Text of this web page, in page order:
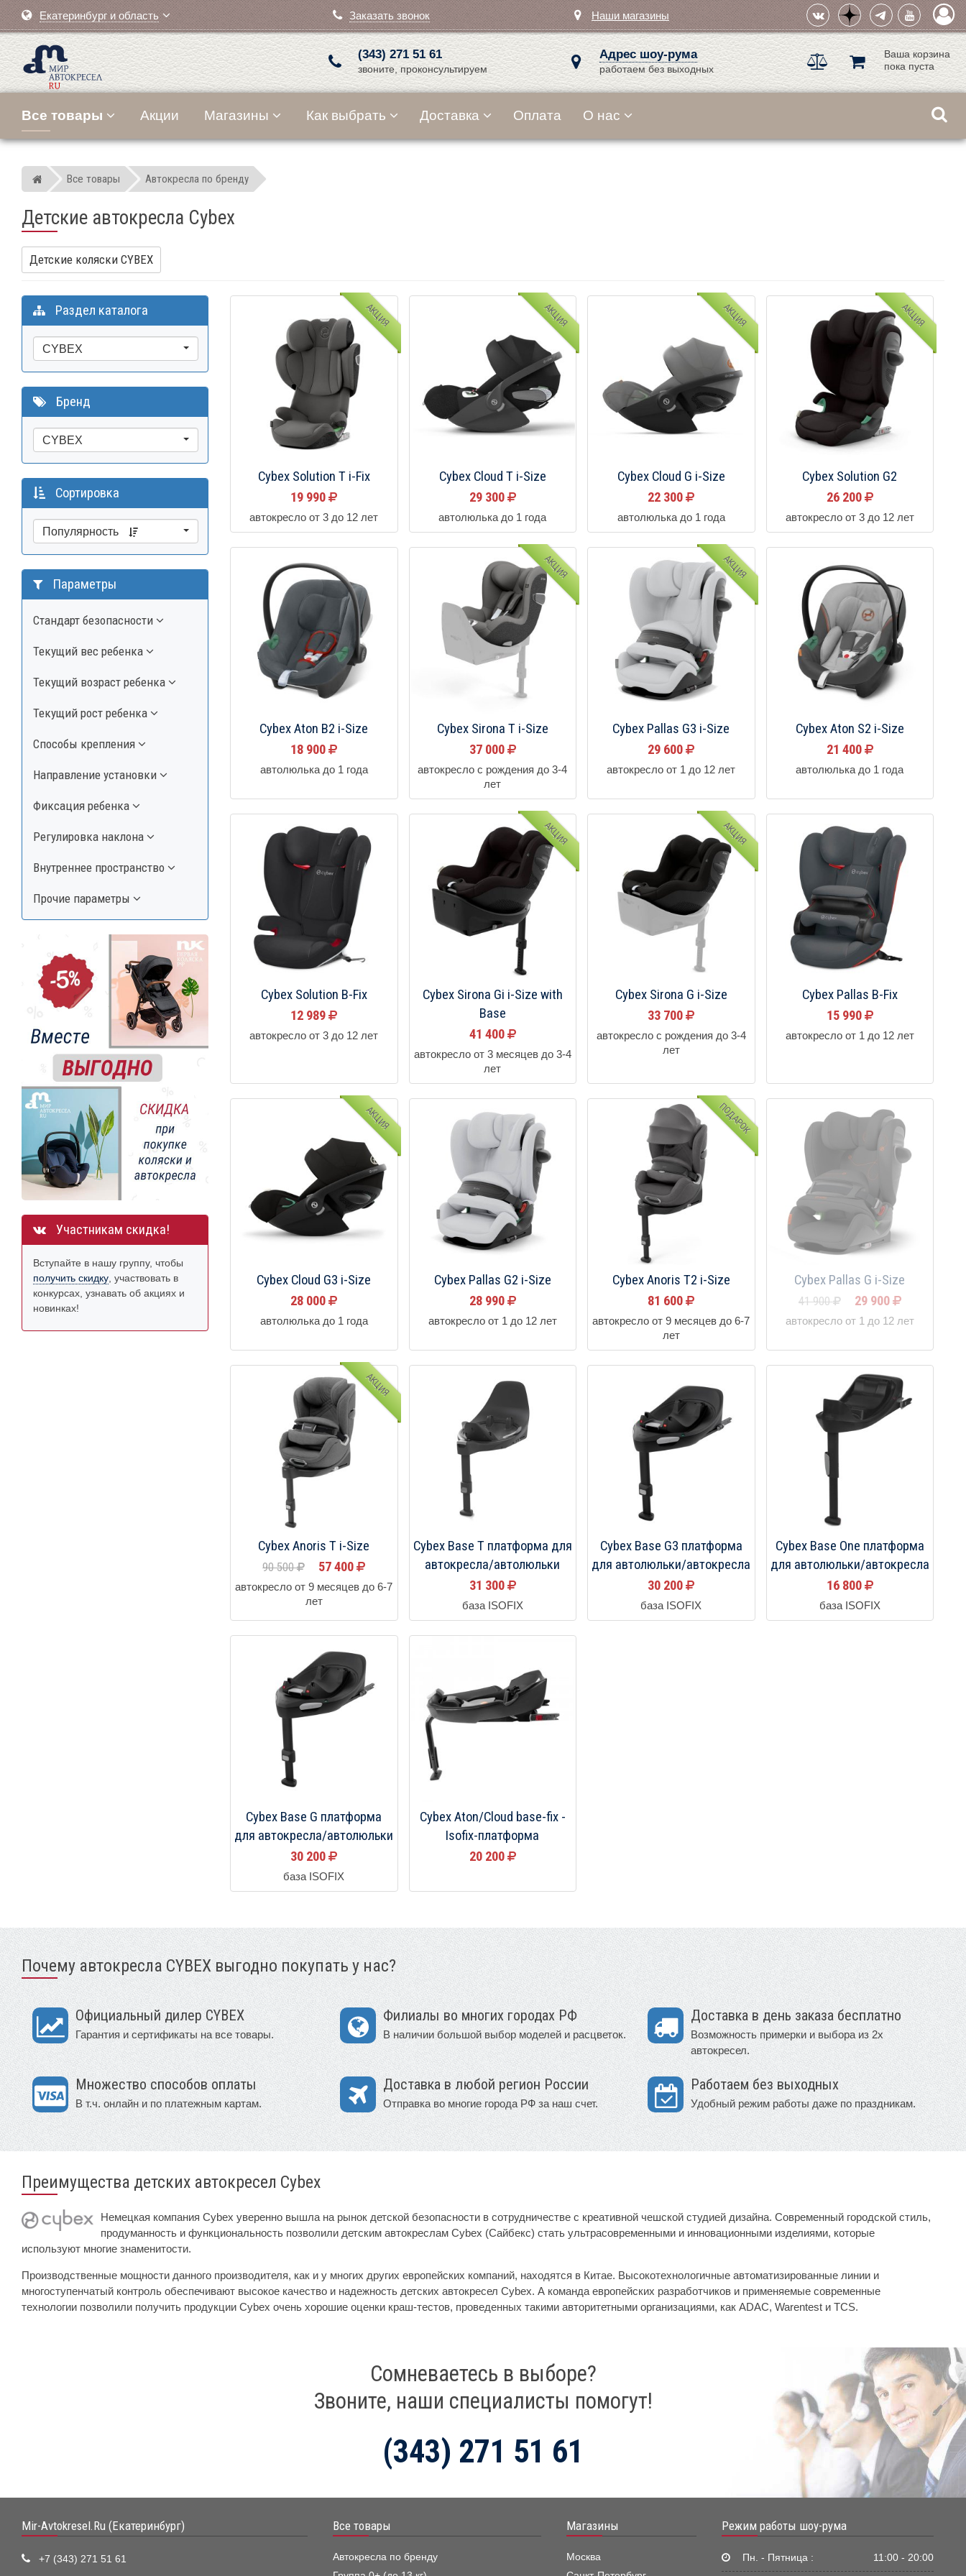
Екатеринбург и область Заказать звонок Наши магазины
(343) 271 51 61
звоните, проконсультируем
Адрес шоу-рума
работаем без выходных
Ваша корзина
пока пуста
Все товары Акции Магазины Как выбрать Доставка Оплата О нас
Мир детских автокресел
Все товары Автокресла по бренду
Детские автокресла Cybex
Детские коляски CYBEX
АКЦИЯ
Cybex Solution T i-Fix
19 990
автокресло от 3 до 12 лет
АКЦИЯ
Cybex Cloud T i-Size
29 300
автолюлька до 1 года
АКЦИЯ
Cybex Cloud G i-Size
22 300
автолюлька до 1 года
АКЦИЯ
Cybex Solution G2
26 200
автокресло от 3 до 12 лет
Cybex Aton B2 i-Size
18 900
автолюлька до 1 года
АКЦИЯ
Cybex Sirona T i-Size
37 000
автокресло с рождения до 3-4
лет
АКЦИЯ
Cybex Pallas G3 i-Size
29 600
автокресло от 1 до 12 лет
Cybex Aton S2 i-Size
21 400
автолюлька до 1 года
Cybex Solution B-Fix
12 989
автокресло от 3 до 12 лет
АКЦИЯ
Cybex Sirona Gi i-Size with
Base
41 400
автокресло от 3 месяцев до 3-4
лет
АКЦИЯ
Cybex Sirona G i-Size
33 700
автокресло с рождения до 3-4
лет
Cybex Pallas B-Fix
15 990
автокресло от 1 до 12 лет
АКЦИЯ
Cybex Cloud G3 i-Size
28 000
автолюлька до 1 года
Cybex Pallas G2 i-Size
28 990
автокресло от 1 до 12 лет
ПОДАРОК
Cybex Anoris T2 i-Size
81 600
автокресло от 9 месяцев до 6-7
лет
Cybex Pallas G i-Size
41 900 29 900
автокресло от 1 до 12 лет
АКЦИЯ
Cybex Anoris T i-Size
90 500 57 400
автокресло от 9 месяцев до 6-7
лет
Cybex Base T платформа для
автокресла/автолюльки
31 300
база ISOFIX
Cybex Base G3 платформа
для автолюльки/автокресла
30 200
база ISOFIX
Cybex Base One платформа
для автолюльки/автокресла
16 800
база ISOFIX
Cybex Base G платформа
для автокресла/автолюльки
30 200
база ISOFIX
Cybex Aton/Cloud base-fix -
Isofix-платформа
20 200
Раздел каталога
CYBEX
Бренд
CYBEX
Сортировка
Популярность
Параметры
Стандарт безопасности
Текущий вес ребенка
Текущий возраст ребенка
Текущий рост ребенка
Способы крепления
Направление установки
Фиксация ребенка
Регулировка наклона
Внутреннее пространство
Прочие параметры
Участникам скидка!
Вступайте в нашу группу, чтобы
получить скидку , участвовать в
конкурсах, узнавать об акциях и
новинках!
Почему автокресла CYBEX выгодно покупать у нас?
Официальный дилер CYBEX
Гарантия и сертификаты на все товары.
Филиалы во многих городах РФ
В наличии большой выбор моделей и расцветок.
Доставка в день заказа бесплатно
Возможность примерки и выбора из 2х
автокресел.
Множество способов оплаты
В т.ч. онлайн и по платежным картам.
Доставка в любой регион России
Отправка во многие города РФ за наш счет.
Работаем без выходных
Удобный режим работы даже по праздникам.
Преимущества детских автокресел Cybex
Немецкая компания Cybex уверенно вышла на рынок детской безопасности в сотрудничестве с креативной чешской студией дизайна. Современный городской стиль,
продуманность и функциональность позволили детским автокреслам Cybex (Сайбекс) стать ультрасовременными и инновационными изделиями, которые
используют многие знаменитости.
Производственные мощности данного производителя, как и у многих других европейских компаний, находятся в Китае. Высокотехнологичные автоматизированные линии и
многоступенчатый контроль обеспечивают высокое качество и надежность детских автокресел Cybex. А команда европейских разработчиков и применяемые современные
технологии позволили получить продукции Cybex очень хорошие оценки краш-тестов, проведенных такими авторитетными организациями, как ADAC, Warentest и TCS.
Сомневаетесь в выборе?
Звоните, наши специалисты помогут!
(343) 271 51 61
Mir-Avtokresel.Ru (Екатеринбург)
+7 (343) 271 51 61
Все товары
Автокресла по бренду
Магазины
Москва
Режим работы шоу-рума
Пн. - Пятница : 11:00 - 20:00